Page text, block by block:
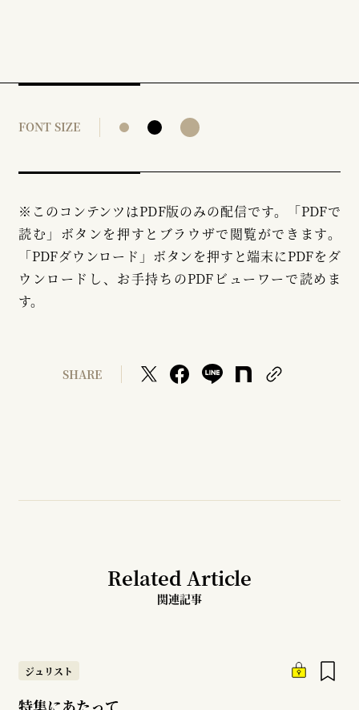
FONT SIZE
※このコンテンツはPDF版のみの配信です。「PDFで
読む」ボタンを押すとブラウザで閲覧ができます。
「PDFダウンロード」ボタンを押すと端末にPDFをダ
ウンロードし、お手持ちのPDFビューワーで読めま
す。
SHARE
Related Article
関連記事
ジュリスト